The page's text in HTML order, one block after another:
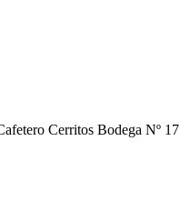
Cerritos Bodega Nº 17